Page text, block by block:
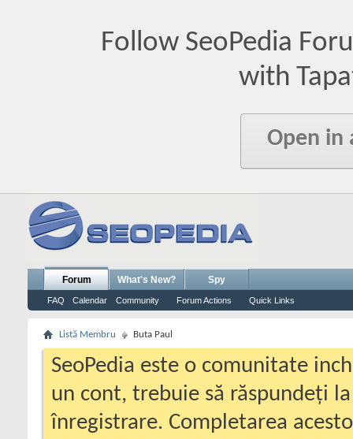
Follow SeoPedia
with
Open in
Forum
FAQ Calendar Community Forum Actions Quick Links
What's New? Spy
Listă Membru Buta Paul
SeoPedia este o comunitate
un cont, trebuie să răspundeți
înregistrare. Completarea